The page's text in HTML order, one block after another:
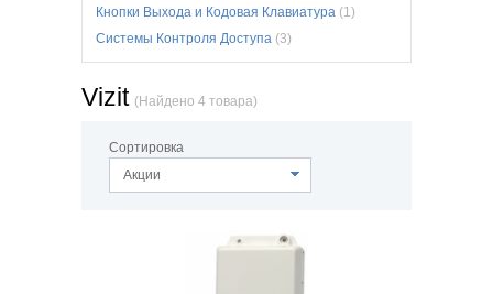
Кнопки Выхода и Кодовая Клавиатура (1)
Системы Контроля Доступа (3)
Vizit (Найдено 4 товара)
Сортировка
Акции